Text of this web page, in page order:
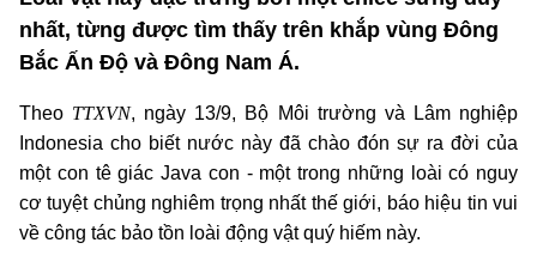
nhất, từng được tìm thấy trên khắp vùng Đông
Bắc Ấn Độ và Đông Nam Á.
Theo TTXVN, ngày 13/9, Bộ Môi trường và Lâm nghiệp
Indonesia cho biết nước này đã chào đón sự ra đời của
một con tê giác Java con - một trong những loài có nguy
cơ tuyệt chủng nghiêm trọng nhất thế giới, báo hiệu tin vui
về công tác bảo tồn loài động vật quý hiếm này.